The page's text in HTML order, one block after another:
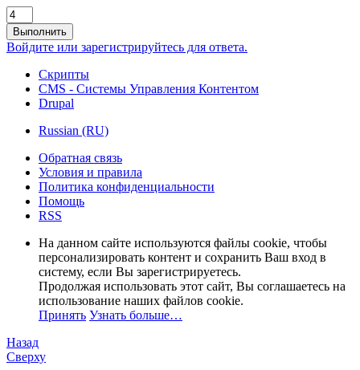
Выполнить
Войдите или зарегистрируйтесь для ответа.
Скрипты
CMS - Системы Управления Контентом
Drupal
Russian (RU)
Обратная связь
Условия и правила
Политика конфиденциальности
Помощь
RSS
На данном сайте используются файлы cookie, чтобы
персонализировать контент и сохранить Ваш вход в
систему, если Вы зарегистрируетесь.
Продолжая использовать этот сайт, Вы соглашаетесь на
использование наших файлов cookie.
Принять Узнать больше…
Назад
Сверху